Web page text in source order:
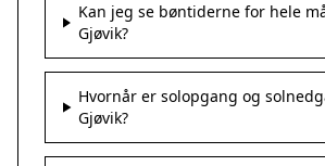
Kan jeg se bøntiderne for hele
Gjøvik?
Hvornår er solopgang og
Gjøvik?